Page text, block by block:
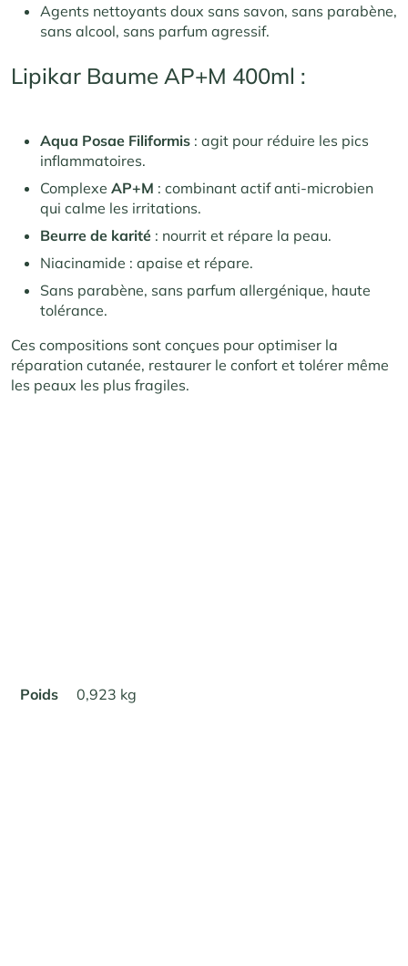
Agents nettoyants doux sans savon, sans parabène,
sans alcool, sans parfum agressif.
Lipikar Baume AP+M 400ml :
Aqua Posae Filiformis : agit pour réduire les pics
inflammatoires.
Complexe AP+M : combinant actif anti-microbien
qui calme les irritations.
Beurre de karité : nourrit et répare la peau.
Niacinamide : apaise et répare.
Sans parabène, sans parfum allergénique, haute
tolérance.
Ces compositions sont conçues pour optimiser la
réparation cutanée, restaurer le confort et tolérer même
les peaux les plus fragiles.
Poids 0,923 kg